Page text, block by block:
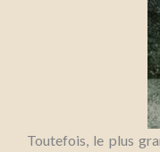
Toutefois, le plus